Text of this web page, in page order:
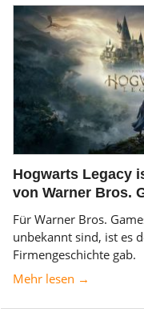
Hogwarts Legacy
von Warner Bros.
Für Warner Bros.
unbekannt sind, ist es
Firmengeschichte gab.
Mehr lesen →